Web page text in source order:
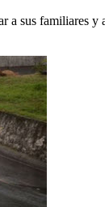
a sus familiares